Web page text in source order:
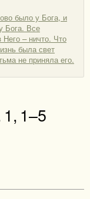
было у Бога, и
Бога. Все
– ничто. Что
была свет
не приняла его.
1–5